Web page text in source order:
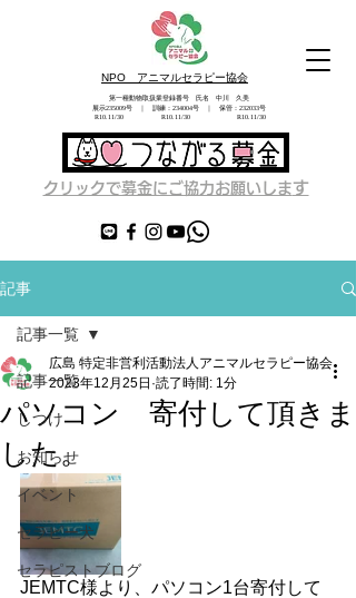
NPO アニマルセラピー協会
第一種動物取扱業登録番号 氏名 中川 久美
展示235009号 ｜ 訓練：234004号 ｜ 保管：232033号
​ R10.11/30 R10.11/30 R10.11/30
クリックで募金にご協力お願いします
記事
記事一覧
しつけ
お知らせ
イベント
セラピー犬
セラピストブログ
記事一覧
パソコン 寄付して頂きま
した。
広島 特定非営利活動法人アニマルセラピー協会
2023年12月25日 読了時間: 1分
JEMTC様より、パソコン1台寄付して